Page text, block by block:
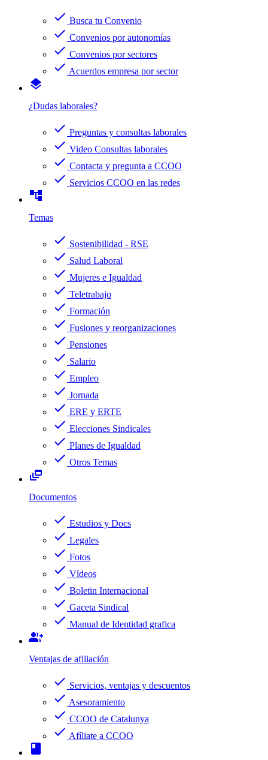
check Busca tu Convenio
check Convenios por autonomías
check Convenios por sectores
check Acuerdos empresa por sector
layers
¿Dudas laborales?
check Preguntas y consultas laborales
check Video Consultas laborales
check Contacta y pregunta a CCOO
check Servicios CCOO en las redes
account_tree
Temas
check Sostenibilidad - RSE
check Salud Laboral
check Mujeres e Igualdad
check Teletrabajo
check Formación
check Fusiones y reorganizaciones
check Pensiones
check Salario
check Empleo
check Jornada
check ERE y ERTE
check Elecciones Sindicales
check Planes de Igualdad
check Otros Temas
dynamic_feed
Documentos
check Estudios y Docs
check Legales
check Fotos
check Vídeos
check Boletin Internacional
check Gaceta Sindical
check Manual de Identidad grafica
group_add
Ventajas de afiliación
check Servicios, ventajas y descuentos
check Asesoramiento
check CCOO de Catalunya
check Afíliate a CCOO
book